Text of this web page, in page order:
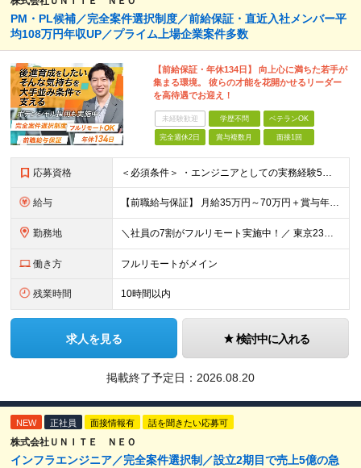
PM・PL候補／完全案件選択制度／前給保証・直近入社メンバー平
均108万円年収UP／プライム上場企業案件多数
【前給保証・年休134日】 向上心に満ちた若手が
集まる環境。 彼らの才能を花開かせるリーダー
を高待遇でお迎え！
未経験歓迎 学歴不問 ベテランOK
完全週休2日 賞与複数月 面接1回
応募資格 ＜必須条件＞ ・エンジニアとしての実務経験5年以上 ＜尚可条件＞ ・PM、PL経験 ・後輩指導やチームリーダーなど、何らかのリード経験 ※リーダー未経験の方のご応募も大歓迎です！ポテンシャル採用を
給与 【前職給与保証】 月給35万円～70万円＋賞与年2回＋各種手当 ※前職の給与・スキル・経験を考慮の上、決定いたします。 ※月給には固定残業代（月30時間分／5万円～10万円）を含みます。超過分は別途
勤務地 ＼社員の7割がフルリモート実施中！／ 東京23区内など1都3県を中心としたプロジェクト先での勤務となります。 ※勤務地は希望を考慮します ≪本社≫ 東京都渋谷区恵比寿南1丁目3番7号 隅越ビル5階
働き方 フルリモートがメイン
残業時間 10時間以内
求人を見る 検討中に入れる
掲載終了予定日： 2026.08.20
NEW 正社員 面接情報有 話を聞きたい応募可
株式会社ＵＮＩＴＥ ＮＥＯ
インフラエンジニア／完全案件選択制／設立2期目で売上5億の急